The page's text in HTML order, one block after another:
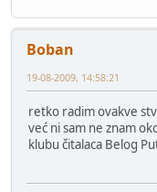
Boban
19-08-2009, 14:58:21
retko radim ovakve
već ni sam ne znam
klubu čitalaca Belog